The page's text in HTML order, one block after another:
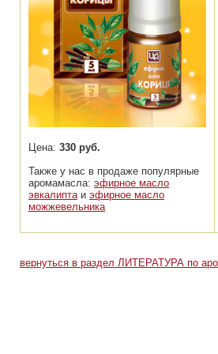
Цена: 330 руб.
Также у нас в продаже популярные
аромамасла: эфирное масло
эвкалиптаи эфирное масло
можжевельника
вернуться в раздел ЛИТЕРАТУРА по